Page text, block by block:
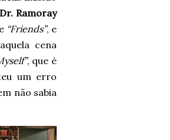
Ramoray
“Friends”, e
cena
, que é
um erro
não sabia